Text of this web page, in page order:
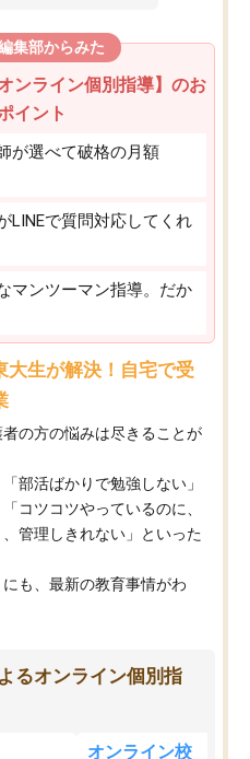
集部からみた
ンライン個別指導】のお
イント
が選べて破格の月額
LINEで質問対応してくれ
マンツーマン指導。だか
大生が解決！自宅で受
の方の悩みは尽きることが
部活ばかりで勉強しない」
コツコツやっているのに、
管理しきれない」といった
も、最新の教育事情がわ
るオンライン個別指
オンライン校